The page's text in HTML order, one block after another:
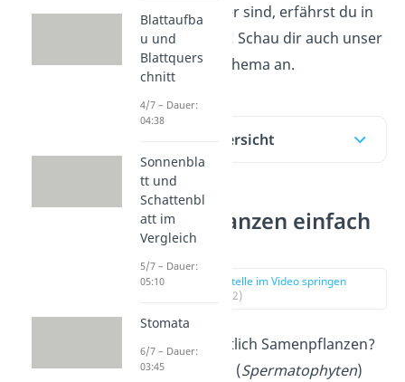
und Nacktsamer sind, erfährst du in
diesem Beitrag! Schau dir auch unser
Videozu dem Thema an.
Inhaltsübersicht
Samenpflanzen einfach
erklärt
zur Stelle im Video springen
(00:12)
Was sind eigentlich Samenpflanzen?
Samenpflanzen (Spermatophyten)
Blattaufba
u und
Blattquers
chnitt
4/7 – Dauer:
04:38
Sonnenbla
tt und
Schattenbl
att im
Vergleich
5/7 – Dauer:
05:10
Stomata
6/7 – Dauer:
03:45